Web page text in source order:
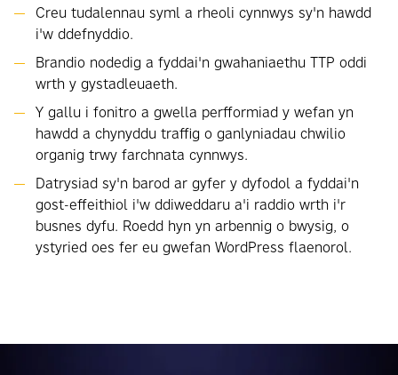
Creu tudalennau syml a rheoli cynnwys sy'n hawdd
i'w ddefnyddio.
Brandio nodedig a fyddai'n gwahaniaethu TTP oddi
wrth y gystadleuaeth.
Y gallu i fonitro a gwella perfformiad y wefan yn
hawdd a chynyddu traffig o ganlyniadau chwilio
organig trwy farchnata cynnwys.
Datrysiad sy'n barod ar gyfer y dyfodol a fyddai'n
gost-effeithiol i'w ddiweddaru a'i raddio wrth i'r
busnes dyfu. Roedd hyn yn arbennig o bwysig, o
ystyried oes fer eu gwefan WordPress flaenorol.